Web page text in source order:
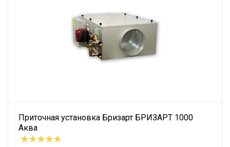
Приточная установка Бризарт БРИЗАРТ 1000
Аква